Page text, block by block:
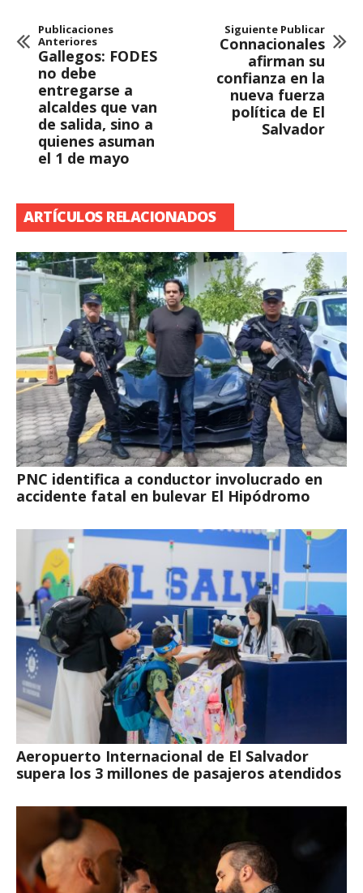
Publicaciones
Anteriores
Gallegos: FODES
no debe
entregarse a
alcaldes que van
de salida, sino a
quienes asuman
el 1 de mayo
Siguiente Publicar
Connacionales
afirman su
confianza en la
nueva fuerza
política de El
Salvador
ARTÍCULOS RELACIONADOS
PNC identifica a conductor involucrado en
accidente fatal en bulevar El Hipódromo
Aeropuerto Internacional de El Salvador
supera los 3 millones de pasajeros atendidos